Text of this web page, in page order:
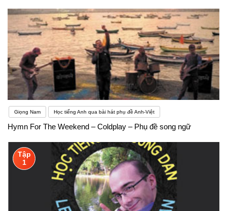
Giọng Nam Học tiếng Anh qua bài hát phụ đề Anh-Việt
Hymn For The Weekend – Coldplay – Phụ đề song ngữ
Tập
1